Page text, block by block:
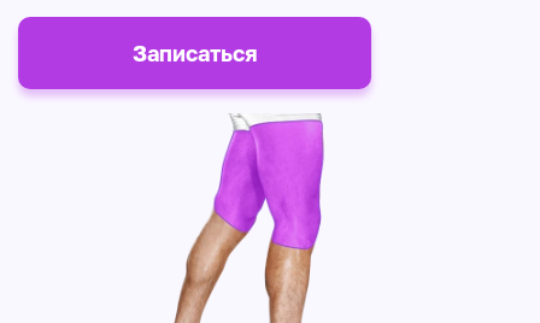
Записаться